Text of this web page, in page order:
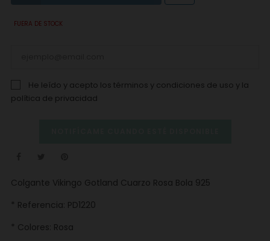
FUERA DE STOCK
He leído y acepto los términos y condiciones de uso y la
política de privacidad
Colgante Vikingo Gotland Cuarzo Rosa Bola 925
* Referencia: PD1220
* Colores: Rosa